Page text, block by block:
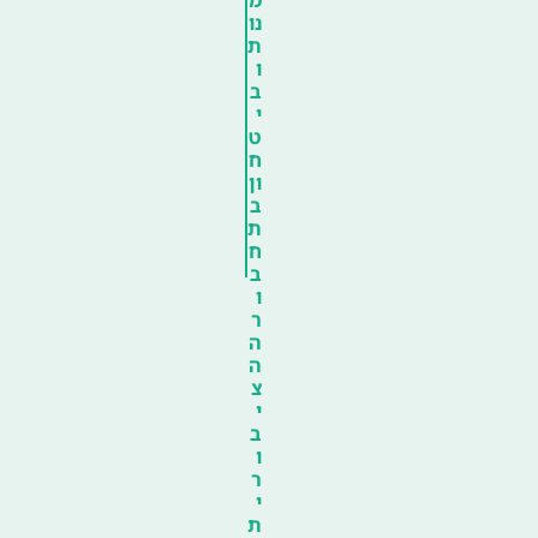
נו
ת
ו
ב
י
ט
ח
ון
ב
ת
ח
ב
ו
ר
ה
ה
צ
י
ב
ו
ר
י
ת